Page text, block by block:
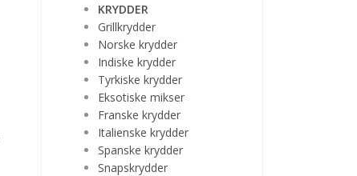
KRYDDER
Grillkrydder
Norske krydder
Indiske krydder
Tyrkiske krydder
Eksotiske mikser
Franske krydder
Italienske krydder
Spanske krydder
Snapskrydder